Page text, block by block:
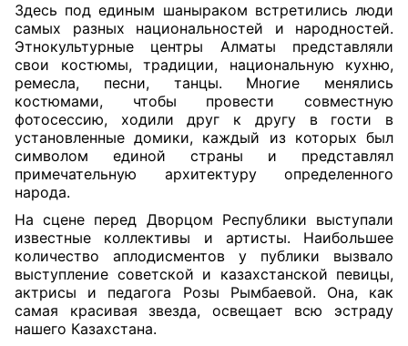
Здесь под единым шаныраком встретились люди
самых разных национальностей и народностей.
Этнокультурные центры Алматы представляли
свои костюмы, традиции, национальную кухню,
ремесла, песни, танцы. Многие менялись
костюмами, чтобы провести совместную
фотосессию, ходили друг к другу в гости в
установленные домики, каждый из которых был
символом единой страны и представлял
примечательную архитектуру определенного
народа.
На сцене перед Дворцом Республики выступали
известные коллективы и артисты. Наибольшее
количество аплодисментов у публики вызвало
выступление советской и казахстанской певицы,
актрисы и педагога Розы Рымбаевой. Она, как
самая красивая звезда, освещает всю эстраду
нашего Казахстана.